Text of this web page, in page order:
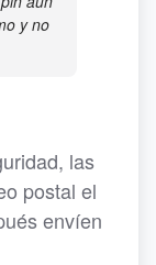
y no
las
postal el
envíen